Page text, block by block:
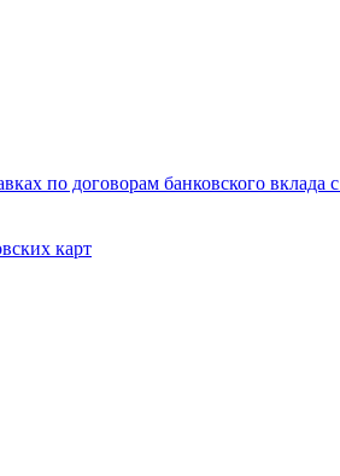
по договорам банковского вклада
карт